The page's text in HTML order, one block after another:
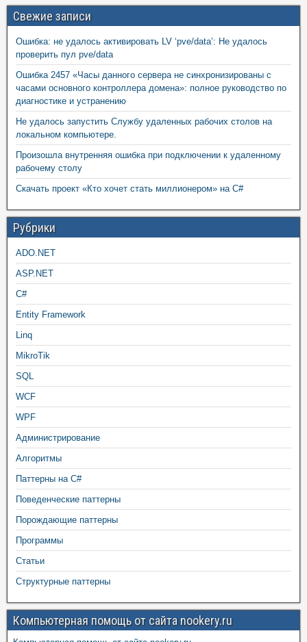
Свежие записи
Ошибка: не удалось активировать LV ‘pve/data’: Не удалось
проверить пул pve/data
Ошибка 2457 «Часы данного сервера не синхронизированы с
часами основного контроллера домена»: полное руководство по
диагностике и устранению
Не удалось запустить Службу удаленных рабочих столов на
локальном компьютере.
Произошла внутренняя ошибка при подключении к удаленному
рабочему столу
Скачать проект «Кто хочет стать миллионером» на C#
Рубрики
ADO.NET
ASP.NET
C#
Entity Framework
Linq
MikroTik
SQL
WCF
WPF
Администрирование
Алгоритмы
Паттерны на C#
Поведенческие паттерны
Порождающие паттерны
Программы
Статьи
Структурные паттерны
Компьютерная помощь от сайта nookery.ru